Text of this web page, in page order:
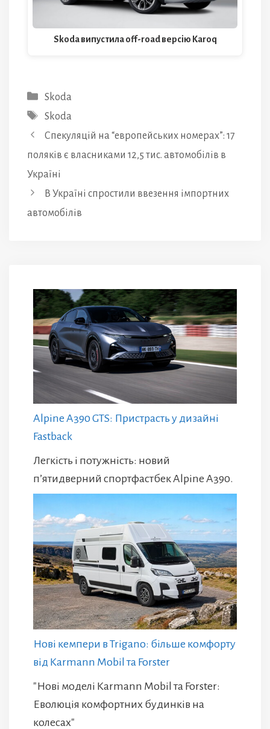
Skoda випустила off-road версію Karoq
Категорії
Skoda
Позначки
Skoda
Спекуляцій на “европейських номерах”: 17
поляків є власниками 12,5 тис. автомобілів в
Україні
В Україні спростили ввезення імпортних
автомобілів
Alpine A390 GTS: Пристрасть у дизайні
Fastback
Легкість і потужність: новий
п’ятидверний спортфастбек Alpine A390.
Нові кемпери в Trigano: більше комфорту
від Karmann Mobil та Forster
"Нові моделі Karmann Mobil та Forster:
Еволюція комфортних будинків на
колесах"